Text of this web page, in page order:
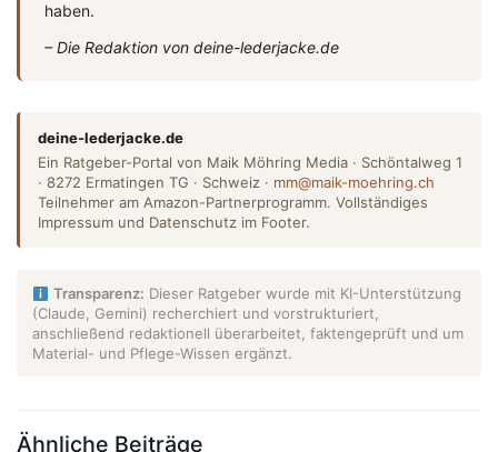
haben.
– Die Redaktion von deine-lederjacke.de
deine-lederjacke.de
Ein Ratgeber-Portal von Maik Möhring Media · Schöntalweg 1
· 8272 Ermatingen TG · Schweiz · mm@maik-moehring.ch
Teilnehmer am Amazon-Partnerprogramm. Vollständiges
Impressum und Datenschutz im Footer.
Transparenz: Dieser Ratgeber wurde mit KI-Unterstützung
(Claude, Gemini) recherchiert und vorstrukturiert,
anschließend redaktionell überarbeitet, faktengeprüft und um
Material- und Pflege-Wissen ergänzt.
Ähnliche Beiträge